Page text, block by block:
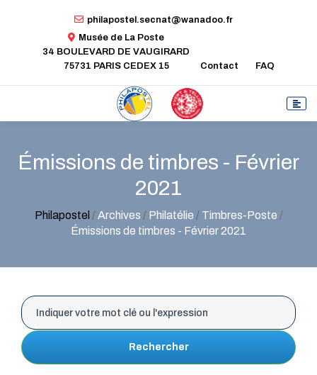
philapostel.secnat@wanadoo.fr
Musée de La Poste
34 BOULEVARD DE VAUGIRARD
75731 PARIS CEDEX 15
Contact FAQ
Émissions de timbres - Février
2021
Philapostel /Archives / Philatélie / Timbres-Poste /
Émissions de timbres - Février 2021
Rechercher